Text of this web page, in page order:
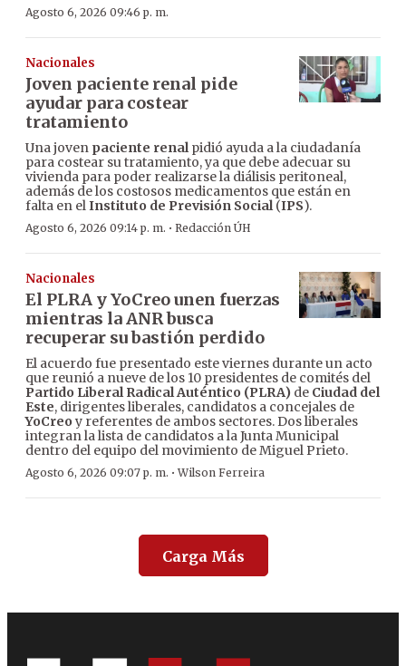
Agosto 6, 2026 09:46 p. m.
Nacionales
Joven paciente renal pide
ayudar para costear
tratamiento
Una joven paciente renalpidió ayuda a la ciudadanía
para costear su tratamiento, ya que debe adecuar su
vivienda para poder realizarse la diálisis peritoneal,
además de los costosos medicamentos que están en
falta en elInstituto de Previsión Social(IPS).
Agosto 6, 2026 09:14 p. m. · Redacción ÚH
Nacionales
El PLRA y YoCreo unen fuerzas
mientras la ANR busca
recuperar su bastión perdido
El acuerdo fue presentado este viernes durante un acto
que reunió a nueve de los 10 presidentes de comités del
Partido Liberal Radical Auténtico (PLRA) de Ciudad del
Este, dirigentes liberales, candidatos a concejales de
YoCreo y referentes de ambos sectores. Dos liberales
integran la lista de candidatos a la Junta Municipal
dentro del equipo del movimiento de Miguel Prieto.
Agosto 6, 2026 09:07 p. m. ·Wilson Ferreira
Carga Más